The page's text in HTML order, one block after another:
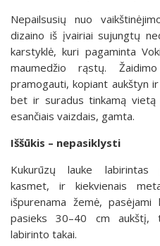
Nepailsusių nuo
dizaino iš įvairiai sujungtų
karstyklė, kuri pagaminta
maumedžio rąstų.
pramogauti, kopiant aukštyn
bet ir suradus tinkamą
esančiais vaizdais, gamta.
Iššūkis – nepasiklysti
Kukurūzų lauke labirintas
kasmet, ir kiekvienais
išpurenama žemė,
pasieks 30–40 cm aukštį,
labirinto takai.